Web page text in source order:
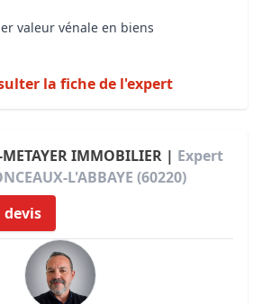
valeur vénale en biens
la fiche de l'expert
METAYER IMMOBILIER | Expert
L'ABBAYE (60220)
devis